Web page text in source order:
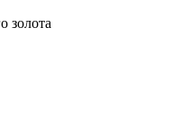
золота